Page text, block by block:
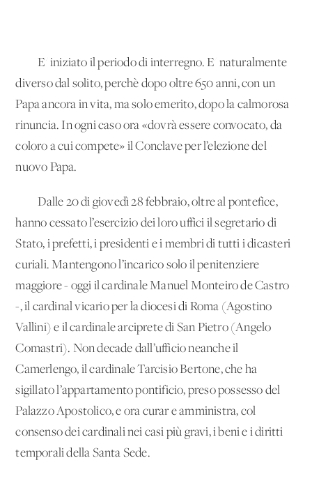
E' iniziato il periodo di interregno. E' naturalmente
diverso dal solito, perchè dopo oltre 650 anni, con un
Papa ancora in vita, ma solo emerito, dopo la calmorosa
rinuncia. In ogni caso ora «dovrà essere convocato, da
coloro a cui compete» il Conclave per l’elezione del
nuovo Papa.
Dalle 20 di giovedì 28 febbraio, oltre al pontefice,
hanno cessato l’esercizio dei loro uffici il segretario di
Stato, i prefetti, i presidenti e i membri di tutti i dicasteri
curiali. Mantengono l’incarico solo il penitenziere
maggiore - oggi il cardinale Manuel Monteiro de Castro
-, il cardinal vicario per la diocesi di Roma (Agostino
Vallini) e il cardinale arciprete di San Pietro (Angelo
Comastri). Non decade dall’ufficio neanche il
Camerlengo, il cardinale Tarcisio Bertone, che ha
sigillato l’appartamento pontificio, preso possesso del
Palazzo Apostolico, e ora curar e amministra, col
consenso dei cardinali nei casi più gravi, i beni e i diritti
temporali della Santa Sede.